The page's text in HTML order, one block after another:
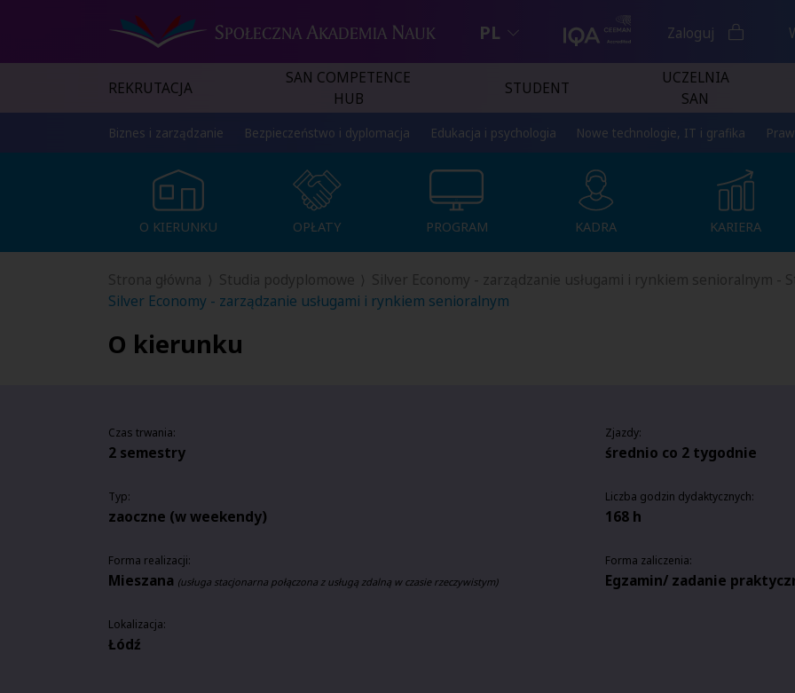
PL Zaloguj
REKRUTACJA
SAN COMPETENCE
HUB
STUDENT
UCZELNIA
SAN
Biznes i zarządzanie Bezpieczeństwo i dyplomacja Edukacja i psychologia Nowe technologie, IT i grafika
O KIERUNKU OPŁATY PROGRAM KADRA KARIERA
O KIERUNKU OPŁATY PROGRAM KADRA KARIERA
Strona główna Studia podyplomowe
Silver Economy - zarządzanie usługami i rynkiem senioralnym -
Silver Economy - zarządzanie usługami i rynkiem senioralnym
O kierunku
Czas trwania:
2 semestry
Typ:
zaoczne (w weekendy)
Forma realizacji:
Mieszana (usługa stacjonarna połączona z usługą zdalną w czasie rzeczywistym)
Lokalizacja:
Łódź
Zjazdy:
średnio co 2 tygodnie
Liczba godzin dydaktycznych:
168 h
Forma zaliczenia:
Egzamin/ zadanie